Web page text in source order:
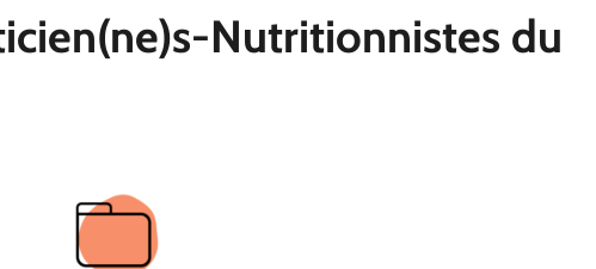
Nutritionnistes du